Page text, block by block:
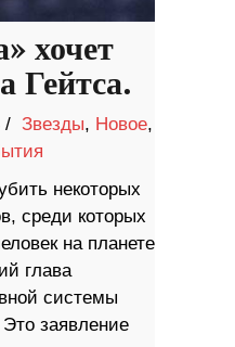
хочет
Гейтса.
/ Звезды, Новое,
некоторых
среди которых
на планете
глава
системы
заявление